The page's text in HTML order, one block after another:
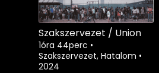
Szakszervezet / Union
1óra 44perc •
Szakszervezet, Hatalom •
2024